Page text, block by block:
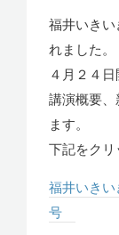
福井いきい
れました。
４月２４
講演概要
ます。
下記をクリ
福井いき
号